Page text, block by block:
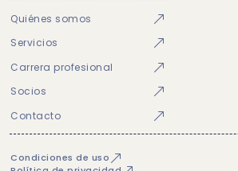
Quiénes somos
Servicios
Carrera profesional
Socios
Contacto
Condiciones de uso